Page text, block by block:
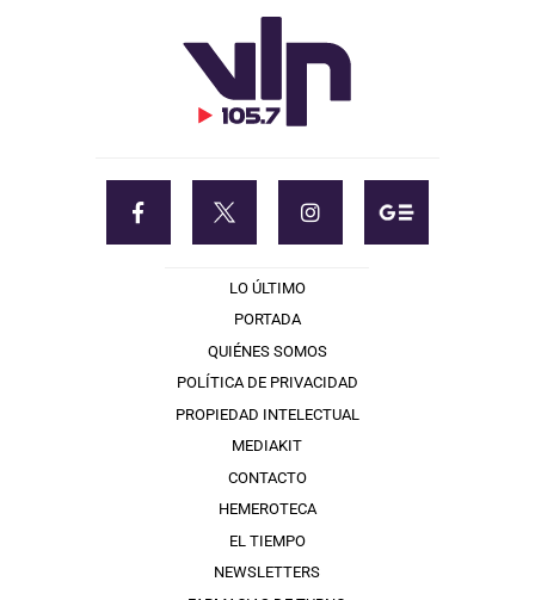
LO ÚLTIMO
PORTADA
QUIÉNES SOMOS
POLÍTICA DE PRIVACIDAD
PROPIEDAD INTELECTUAL
MEDIAKIT
CONTACTO
HEMEROTECA
EL TIEMPO
NEWSLETTERS